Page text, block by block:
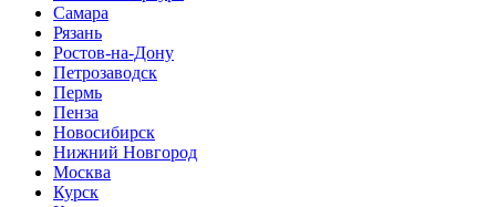
Самара
Рязань
Ростов-на-Дону
Петрозаводск
Пермь
Пенза
Новосибирск
Нижний Новгород
Москва
Курск